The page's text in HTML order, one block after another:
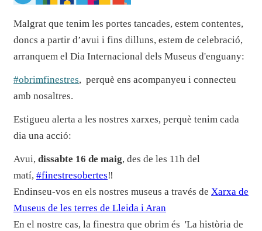
Malgrat que tenim les portes tancades, estem contentes,
doncs a partir d’avui i fins dilluns, estem de celebració,
arranquem el Dia Internacional dels Museus d'enguany:
#obrimfinestres, perquè ens acompanyeu i connecteu
amb nosaltres.
Estigueu alerta a les nostres xarxes, perquè tenim cada
dia una acció:
Avui, dissabte 16 de maig, des de les 11h del
matí, #finestresobertes‼️
Endinseu-vos en els nostres museus a través de Xarxa de
Museus de les terres de Lleida i Aran
En el nostre cas, la finestra que obrim és 'La història de